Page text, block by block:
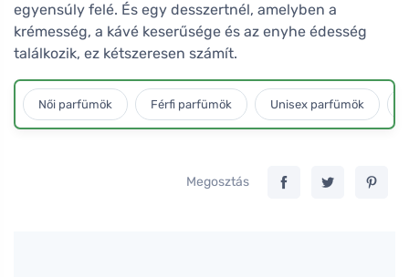
egyensúly felé. És egy desszertnél, amelyben a
krémesség, a kávé keserűsége és az enyhe édesség
találkozik, ez kétszeresen számít.
Női parfümök Férfi parfümök Unisex parfümök
Megosztás